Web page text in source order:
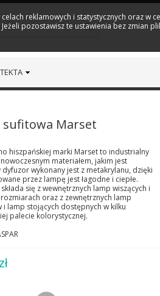
sufitowa Marset
hiszpańskiej marki Marset to industrialny
nowoczesnym materiałem, jakim jest
wykonany jest z metakrylanu, dzięki
przez lampę jest łagodne i ciepłe.
się z wewnętrznych lamp wiszących i
oraz z zewnętrznych lamp
i lamp stojących dostępnych w kilku
palecie kolorystycznej.
reklamowych i statystycznych oraz
pozostawisz te ustawienia bez zmian